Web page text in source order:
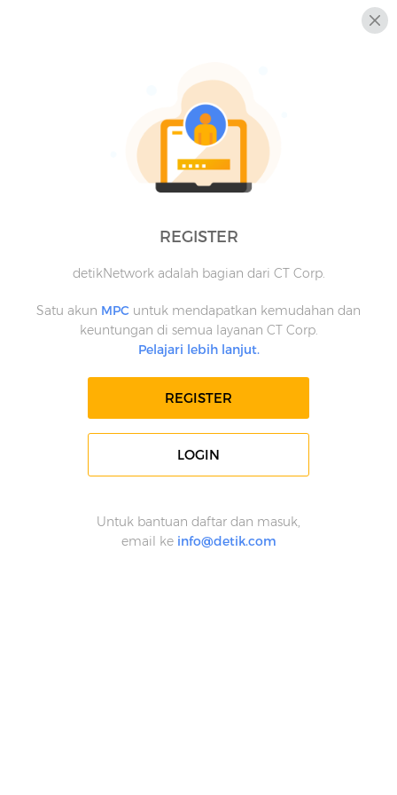
REGISTER
detikNetwork adalah bagian dari CT Corp.
Satu akun MPC untuk mendapatkan kemudahan dan
keuntungan di semua layanan CT Corp.
Pelajari lebih lanjut.
REGISTER
LOGIN
Untuk bantuan daftar dan masuk,
email ke info@detik.com